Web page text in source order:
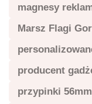
magnesy
Marsz Flagi
producent
przypinki